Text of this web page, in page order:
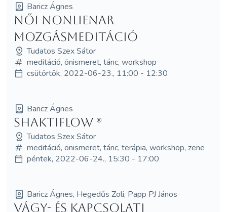
Baricz Ágnes
Női NonLienar
Mozgásmeditáció
Tudatos Szex Sátor
meditáció, önismeret, tánc, workshop
csütörtök, 2022-06-23., 11:00 - 12:30
Baricz Ágnes
Shaktiflow (R)
Tudatos Szex Sátor
meditáció, önismeret, tánc, terápia, workshop, zene
péntek, 2022-06-24., 15:30 - 17:00
Baricz Ágnes, Hegedűs Zoli, Papp PJ János
Vágy- és kapcsolati